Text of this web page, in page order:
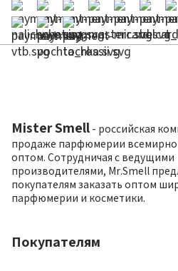
Mister Smell - российская
продаже парфюмерии всемирно
оптом. Сотрудничая с ведущими
производителями, Mr.Smell
покупателям заказать оптом
парфюмерии и косметики.
Покупателям